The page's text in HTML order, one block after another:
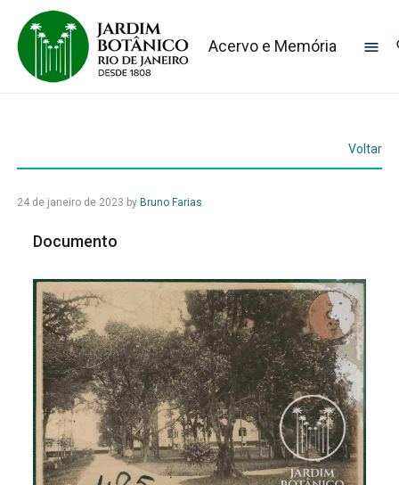
Acervo e Memória
Voltar
24 de janeiro de 2023 by Bruno Farias
Documento